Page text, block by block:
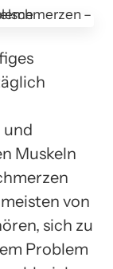
und
Muskeln
von
sich zu
Problem